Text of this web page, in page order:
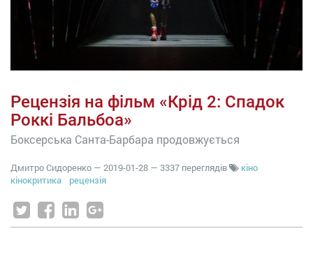
Рецензія на фільм «Крід 2: Спадок
Роккі Бальбоа»
Боксерська Санта-Барбара продовжується
Дмитро Сидоренко — 2019-01-28 — 3337 переглядів
кіно
кінокритика
рецензія